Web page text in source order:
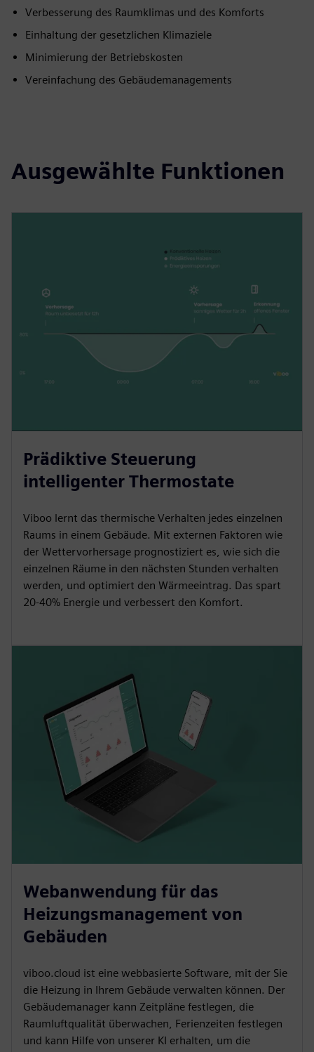
Verbesserung des Raumklimas und des Komforts
Einhaltung der gesetzlichen Klimaziele
Minimierung der Betriebskosten
Vereinfachung des Gebäudemanagements
Ausgewählte Funktionen
Prädiktive Steuerung
intelligenter Thermostate
Viboo lernt das thermische Verhalten jedes einzelnen
Raums in einem Gebäude. Mit externen Faktoren wie
der Wettervorhersage prognostiziert es, wie sich die
einzelnen Räume in den nächsten Stunden verhalten
werden, und optimiert den Wärmeeintrag. Das spart
20-40% Energie und verbessert den Komfort.
Webanwendung für das
Heizungsmanagement von
Gebäuden
viboo.cloud ist eine webbasierte Software, mit der Sie
die Heizung in Ihrem Gebäude verwalten können. Der
Gebäudemanager kann Zeitpläne festlegen, die
Raumluftqualität überwachen, Ferienzeiten festlegen
und kann Hilfe von unserer KI erhalten, um die